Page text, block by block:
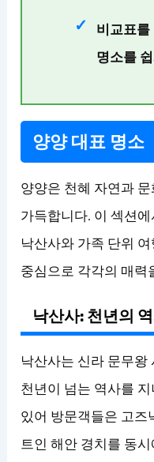
비교표를
명소를
양양 대표 명소
양양은 천혜 자연과
가득합니다. 이 섹션
낙산사와 가족 단위
중심으로 각각의 매력
낙산사: 천년의
낙산사는 신라 문무왕
천년이 넘는 역사를
있어 방문객들은 고즈
트인 해안 경치를 동